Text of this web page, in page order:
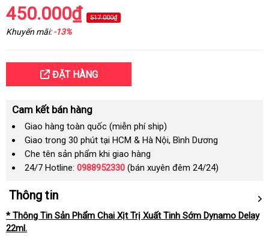
450.000₫ 517.000₫
Khuyến mãi:-13%
ĐẶT HÀNG
Cam kết bán hàng
Giao hàng toàn quốc (miễn phí ship)
Giao trong 30 phút tại HCM & Hà Nội, Bình Dương
Che tên sản phẩm khi giao hàng
24/7 Hotline: 0988952330 (bán xuyên đêm 24/24)
Thông tin
* Thông Tin Sản Phẩm Chai Xịt Trị Xuất Tinh Sớm Dynamo Delay
22ml.